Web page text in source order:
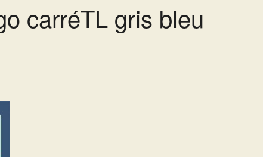
carréTL gris bleu